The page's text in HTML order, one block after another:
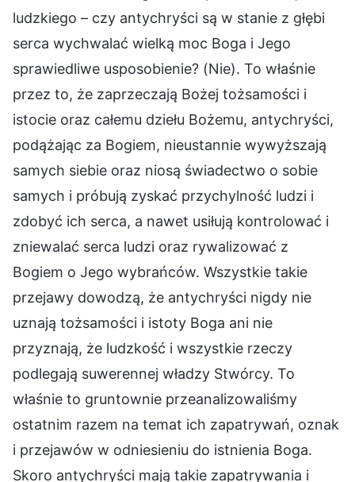
ludzkiego – czy antychryści są w stanie z głębi
serca wychwalać wielką moc Boga i Jego
sprawiedliwe usposobienie? (Nie). To właśnie
przez to, że zaprzeczają Bożej tożsamości i
istocie oraz całemu dziełu Bożemu, antychryści,
podążając za Bogiem, nieustannie wywyższają
samych siebie oraz niosą świadectwo o sobie
samych i próbują zyskać przychylność ludzi i
zdobyć ich serca, a nawet usiłują kontrolować i
zniewalać serca ludzi oraz rywalizować z
Bogiem o Jego wybrańców. Wszystkie takie
przejawy dowodzą, że antychryści nigdy nie
uznają tożsamości i istoty Boga ani nie
przyznają, że ludzkość i wszystkie rzeczy
podlegają suwerennej władzy Stwórcy. To
właśnie to gruntownie przeanalizowaliśmy
ostatnim razem na temat ich zapatrywań, oznak
i przejawów w odniesieniu do istnienia Boga.
Skoro antychryści mają takie zapatrywania i